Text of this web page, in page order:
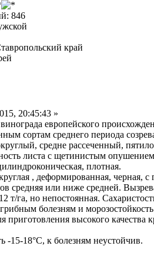
846
край
20:45:43 »
винограда европейского
сортам среднего периода
средне рассеченный,
листа с щетинистым
плотная.
, деформированная, черная,
средняя или ниже средней.
т/га, но непостоянная.
болезням и
приготовления высокого качества
-15-18°С, к болезням неустойчив.